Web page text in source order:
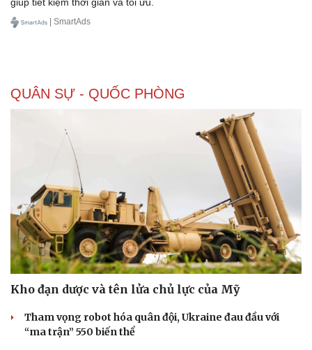
Thông tin doanh nghiệp
Doanh nghiệp 24h
Vì cộng đồng
Tin Công nghệ
Chuyển đổi số
giúp tiết kiệm thời gian và tối ưu.
| SmartAds
QUÂN SỰ - QUỐC PHÒNG
Kho đạn dược và tên lửa chủ lực của Mỹ
Tham vọng robot hóa quân đội, Ukraine đau đầu với
“ma trận” 550 biến thể